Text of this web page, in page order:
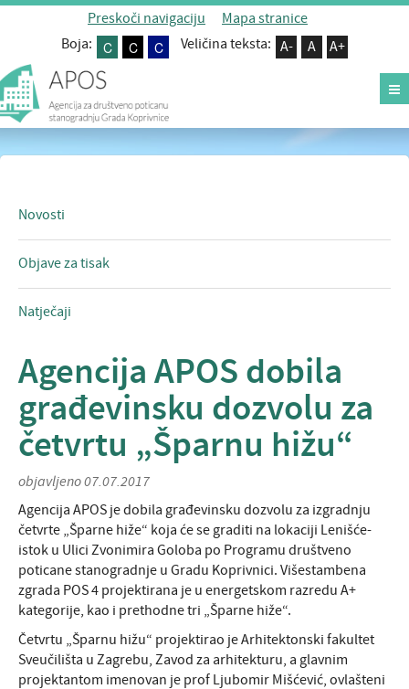
Preskoči navigaciju Mapa stranice
C C C
Boja: A- A A+
Veličina teksta:
nabava
Novosti
Objave za tisak
Natječaji
Agencija APOS dobila
građevinsku dozvolu za
četvrtu „Šparnu hižu“
objavljeno 07.07.2017
Agencija APOS je dobila građevinsku dozvolu za izgradnju
četvrte „Šparne hiže“ koja će se graditi na lokaciji Lenišće-
istok u Ulici Zvonimira Goloba po Programu društveno
poticane stanogradnje u Gradu Koprivnici. Višestambena
zgrada POS 4 projektirana je u energetskom razredu A+
kategorije, kao i prethodne tri „Šparne hiže“.
Četvrtu „Šparnu hižu“ projektirao je Arhitektonski fakultet
Sveučilišta u Zagrebu, Zavod za arhitekturu, a glavnim
projektantom imenovan je prof Ljubomir Mišćević, ovlašteni